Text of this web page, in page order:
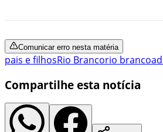
Comunicar erro nesta matéria
pais e filhosRio Brancorio branco
Compartilhe esta notícia